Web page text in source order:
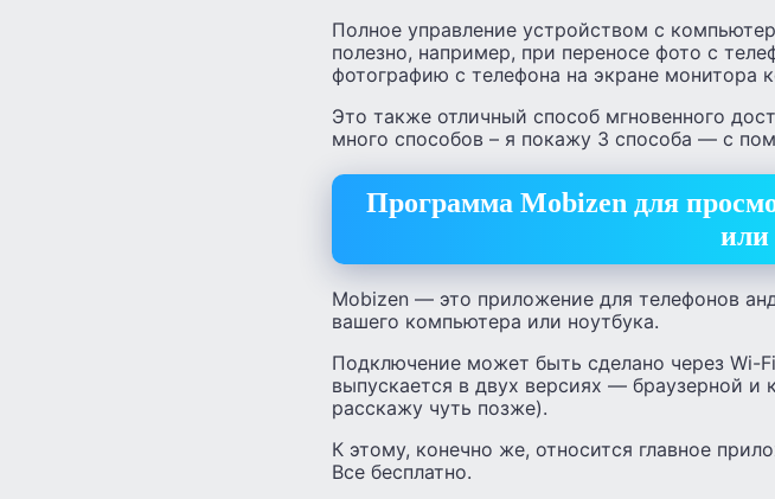
Полное управление устройством с
полезно, например, при переносе фото с
фотографию с телефона на экране монитора
Это также отличный способ мгновенного
много способов – я покажу 3 способа — с
Программа Mobizen для
или
Mobizen — это приложение для телефонов
вашего компьютера или ноутбука.
Подключение может быть сделано через Wi-
выпускается в двух версиях — браузерной и
расскажу чуть позже).
К этому, конечно же, относится главное
Все бесплатно.